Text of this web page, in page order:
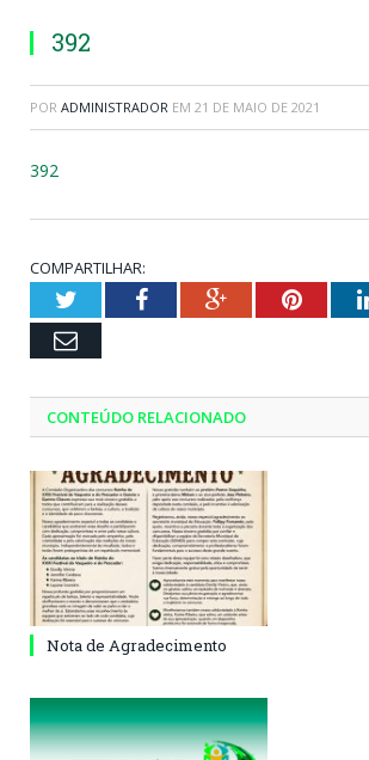
392
POR ADMINISTRADOR EM 21 DE MAIO DE 2021
392
COMPARTILHAR:
TwitterFacebookGoogle+
Email
CONTEÚDO RELACIONADO
Nota de Agradecimento